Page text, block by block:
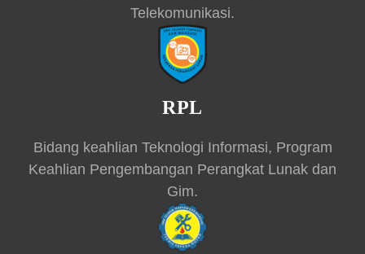
Telekomunikasi.
RPL
Bidang keahlian Teknologi Informasi, Program
Keahlian Pengembangan Perangkat Lunak dan
Gim.